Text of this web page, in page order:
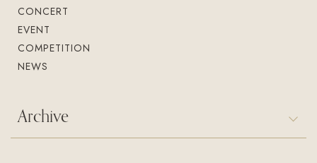
CONCERT
EVENT
COMPETITION
NEWS
Archive